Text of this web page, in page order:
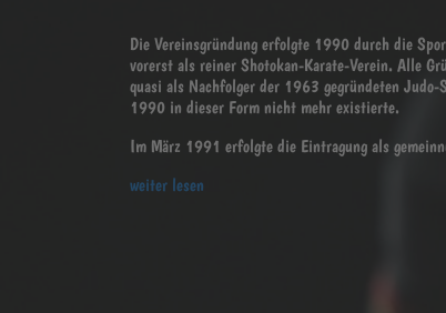
Die Vereinsgründung erfolgte 1990 durch die
vorerst als reiner Shotokan-Karate-Verein. Alle
quasi als Nachfolger der 1963 gegründeten
1990 in dieser Form nicht mehr existierte.
Im März 1991 erfolgte die Eintragung als
weiter lesen